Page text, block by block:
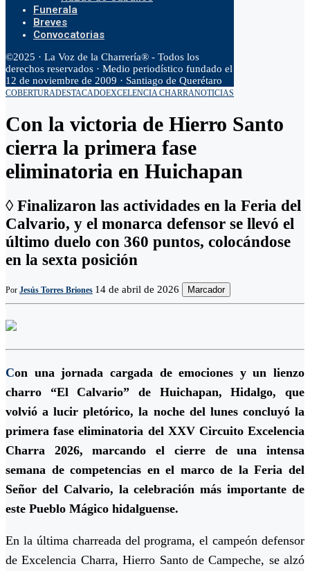
Funerala
Breves
Convocatorias
©2025 · La Voz de la Charrería® - Todos los
derechos reservados · Medio periodístico fundado el
12 de noviembre de 2009 · Santiago de Querétaro
COBERTURADESTACADOEXCELENCIA CHARRANOTICIAS
Con la victoria de Hierro Santo
cierra la primera fase
eliminatoria en Huichapan
◊ Finalizaron las actividades en la Feria del
Calvario, y el monarca defensor se llevó el
último duelo con 360 puntos, colocándose
en la sexta posición
Por Jesús Torres Briones 14 de abril de 2026 Marcador
Con una jornada cargada de emociones y un lienzo
charro “El Calvario” de Huichapan, Hidalgo, que
volvió a lucir pletórico, la noche del lunes concluyó la
primera fase eliminatoria del XXV Circuito Excelencia
Charra 2026, marcando el cierre de una intensa
semana de competencias en el marco de la Feria del
Señor del Calvario, la celebración más importante de
este Pueblo Mágico hidalguense.
En la última charreada del programa, el campeón defensor
de Excelencia Charra, Hierro Santo de Campeche, se alzó